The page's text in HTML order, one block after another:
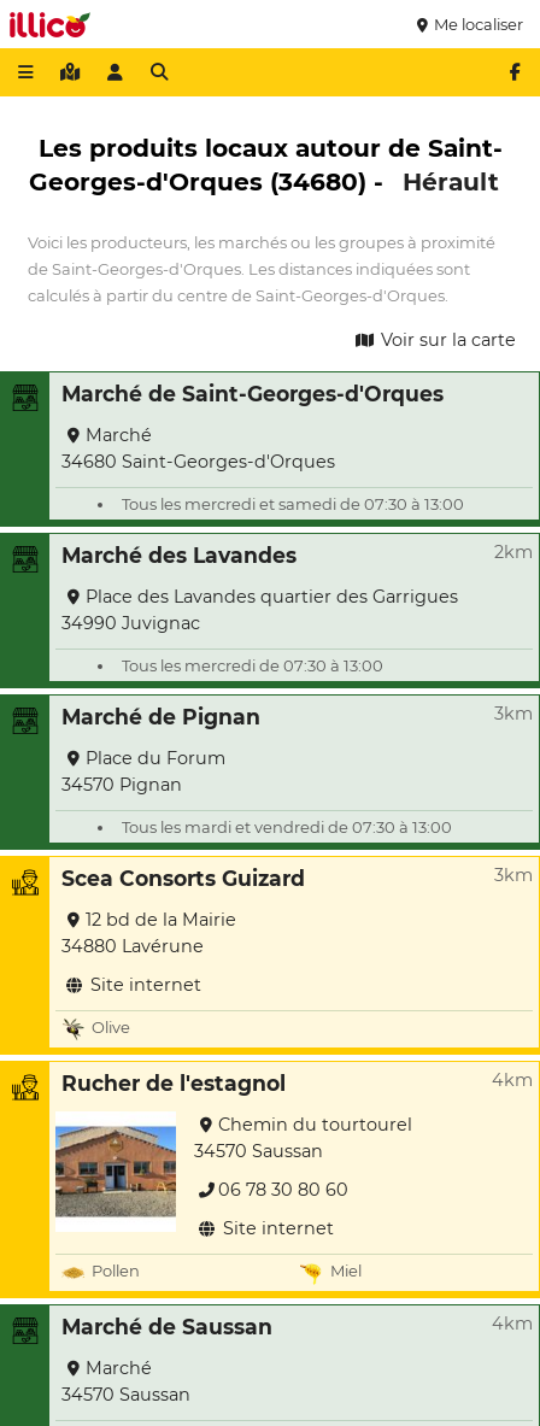
Me localiser
Les produits locaux autour de Saint-
Georges-d'Orques (34680) -
Hérault
Voici les producteurs, les marchés ou les groupes à proximité
de Saint-Georges-d'Orques. Les distances indiquées sont
calculés à partir du centre de Saint-Georges-d'Orques.
Voir sur la carte
Marché de Saint-Georges-d'Orques
Marché
34680 Saint-Georges-d'Orques
Tous les mercredi et samedi de 07:30 à 13:00
Marché des Lavandes 2km
Place des Lavandes quartier des Garrigues
34990 Juvignac
Tous les mercredi de 07:30 à 13:00
Marché de Pignan 3km
Place du Forum
34570 Pignan
Tous les mardi et vendredi de 07:30 à 13:00
Scea Consorts Guizard 3km
12 bd de la Mairie
34880 Lavérune
Site internet
Olive
Rucher de l'estagnol 4km
Chemin du tourtourel
34570 Saussan
06 78 30 80 60
Site internet
Pollen Miel
Marché de Saussan 4km
Marché
34570 Saussan